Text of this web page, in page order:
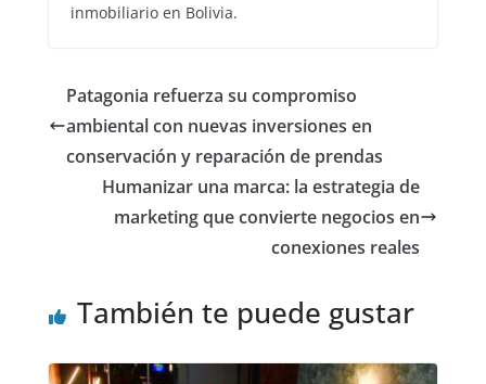
inmobiliario en Bolivia.
Patagonia refuerza su compromiso
ambiental con nuevas inversiones en
conservación y reparación de prendas
Humanizar una marca: la estrategia de
marketing que convierte negocios en
conexiones reales
También te puede gustar